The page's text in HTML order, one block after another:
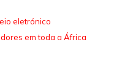
eletrónico
em toda a África